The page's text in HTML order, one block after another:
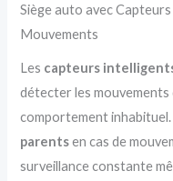
Siège auto avec
Mouvements
Les capteurs
détecter les mouvements
comportement
parentsen cas de
surveillance constante